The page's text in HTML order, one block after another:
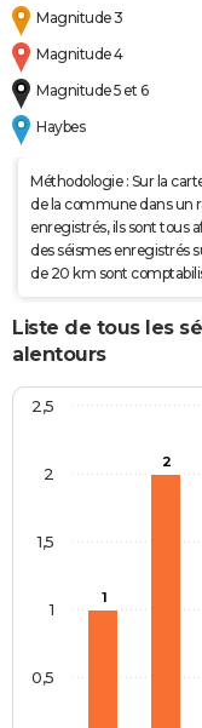
Magnitude 3
Magnitude 4
Magnitude 5 et 6
Haybes
Méthodologie : Sur la
de la commune dans un
enregistrés, ils sont tous
des séismes enregistrés
de 20 km sont
Liste de tous les
alentours
1
2
0,5
1
1,5
2
2,5